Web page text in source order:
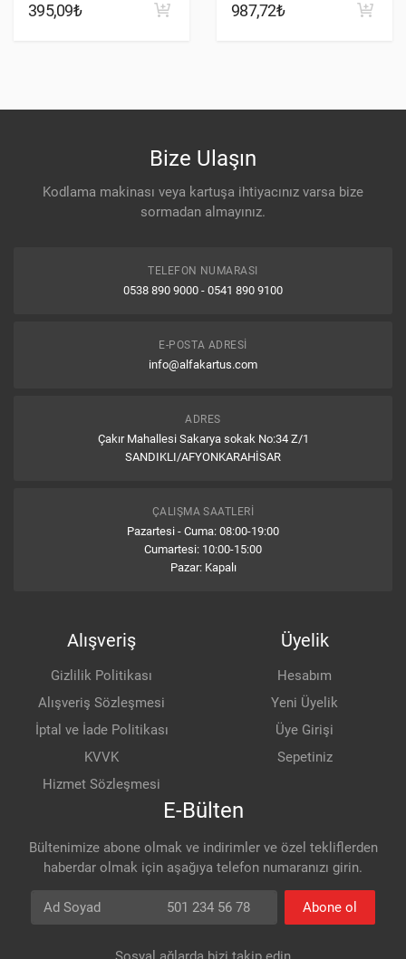
395,09₺ 987,72₺
Bize Ulaşın
Kodlama makinası veya kartuşa ihtiyacınız varsa bize
sormadan almayınız.
TELEFON NUMARASI
0538 890 9000 - 0541 890 9100
E-POSTA ADRESI
info@alfakartus.com
ADRES
Çakır Mahallesi Sakarya sokak No:34 Z/1
SANDIKLI/AFYONKARAHİSAR
ÇALIŞMA SAATLERI
Pazartesi - Cuma: 08:00-19:00
Cumartesi: 10:00-15:00
Pazar: Kapalı
Alışveriş
Gizlilik Politikası
Alışveriş Sözleşmesi
İptal ve İade Politikası
KVVK
Hizmet Sözleşmesi
Üyelik
Hesabım
Yeni Üyelik
Üye Girişi
Sepetiniz
E-Bülten
Bültenimize abone olmak ve indirimler ve özel tekliflerden
haberdar olmak için aşağıya telefon numaranızı girin.
Ad Soyad
Telefon numarası Abone ol